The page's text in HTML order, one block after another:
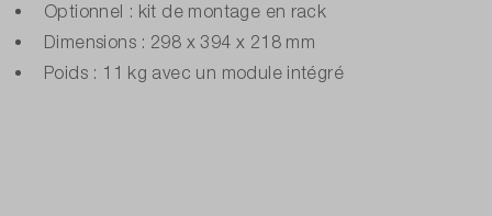
Optionnel : kit de montage en rack
Dimensions : 298 x 394 x 218 mm
Poids : 11 kg avec un module intégré